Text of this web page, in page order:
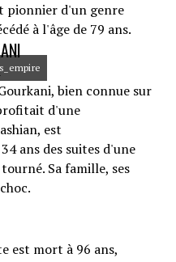
pionnier d'un genre
à l'âge de 79 ans.
bien connue sur
d'une
est
ans des suites d'une
Sa famille, ses
est mort à 96 ans,